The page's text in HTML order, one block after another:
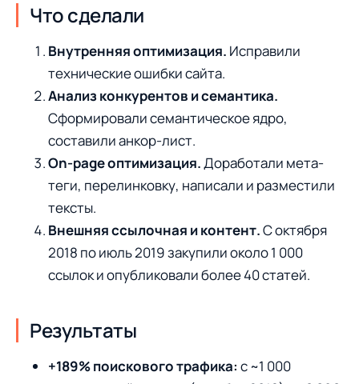
Что сделали
Внутренняя оптимизация. Исправили
технические ошибки сайта.
Анализ конкурентов и семантика.
Сформировали семантическое ядро,
составили анкор-лист.
On-page оптимизация.Доработали мета-
теги, перелинковку, написали и разместили
тексты.
Внешняя ссылочная и контент.С октября
2018 по июль 2019 закупили около 1 000
ссылок и опубликовали более 40 статей.
Результаты
+189% поискового трафика: с ~1 000